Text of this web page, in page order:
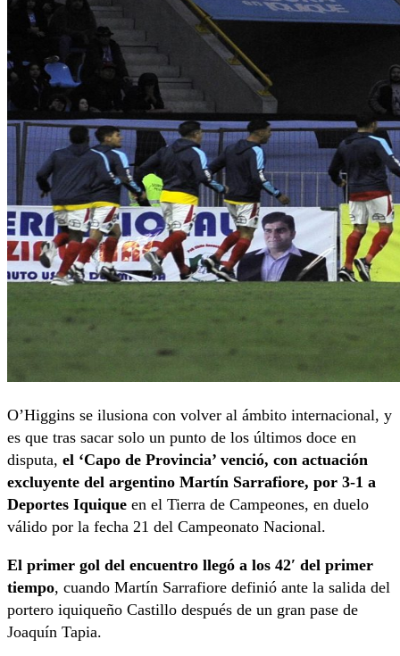
O’Higgins se ilusiona con volver al ámbito internacional, y
es que tras sacar solo un punto de los últimos doce en
disputa, el ‘Capo de Provincia’ venció, con actuación
excluyente del argentino Martín Sarrafiore, por 3-1 a
Deportes Iquique en el Tierra de Campeones, en duelo
válido por la fecha 21 del Campeonato Nacional.
El primer gol del encuentro llegó a los 42′ del primer
tiempo, cuando Martín Sarrafiore definió ante la salida del
portero iquiqueño Castillo después de un gran pase de
Joaquín Tapia.